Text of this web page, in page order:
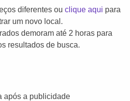
diferentes ou clique aqui para
um novo local.
demoram até 2 horas para
resultados de busca.
após a publicidade